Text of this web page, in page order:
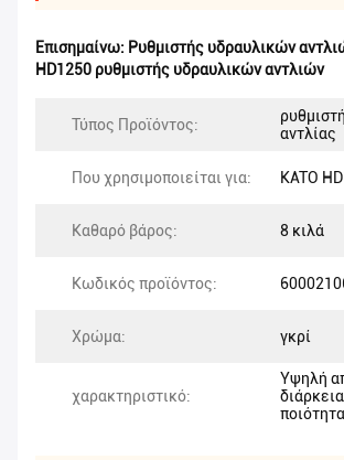
Επισημαίνω: Ρυθμιστής υδραυλικών
HD1250 ρυθμιστής υδραυλικών αντλιών
Τύπος Προϊόντος:
αντλίας
Που χρησιμοποιείται για: KATO
Καθαρό βάρος: 8 κιλά
Κωδικός προϊόντος:
Χρώμα: γκρί
χαρακτηριστικό:
Υψηλή
ποιότητα